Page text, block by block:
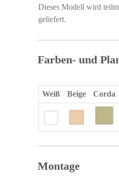
Dieses Modell wird
geliefert.
Farben- und
Weiß Beige Corda
Montage